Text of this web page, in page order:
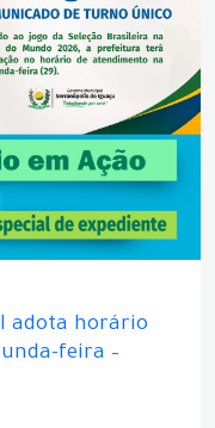
adota horário
feira –